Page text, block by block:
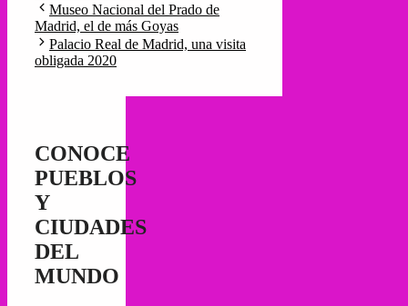
Museo Nacional del Prado de
Madrid, el de más Goyas
Palacio Real de Madrid, una visita
obligada 2020
CONOCE
PUEBLOS
Y
CIUDADES
DEL
MUNDO